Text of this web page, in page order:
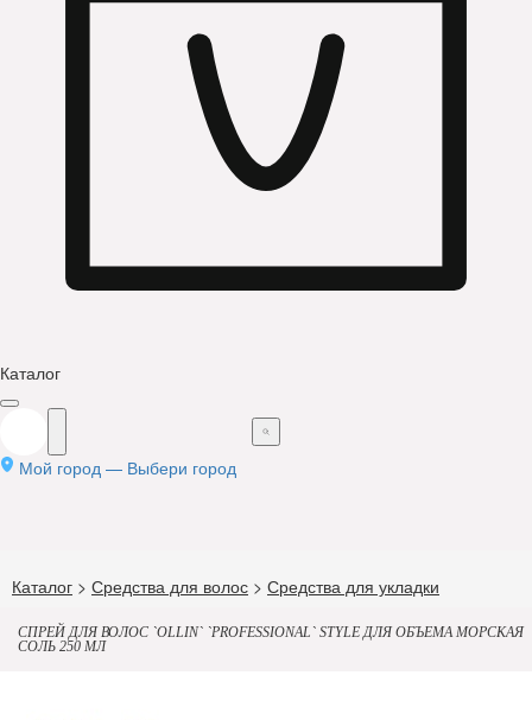
Каталог
Мой город — Выбери город
Каталог > Средства для волос > Средства для укладки
СПРЕЙ ДЛЯ ВОЛОС `OLLIN` `PROFESSIONAL` STYLE ДЛЯ ОБЪЕМА МОРСКАЯ
СОЛЬ 250 МЛ